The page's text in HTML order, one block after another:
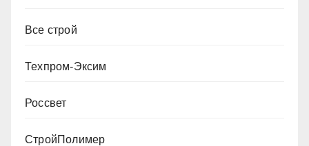
Все строй
Техпром-Эксим
Россвет
СтройПолимер